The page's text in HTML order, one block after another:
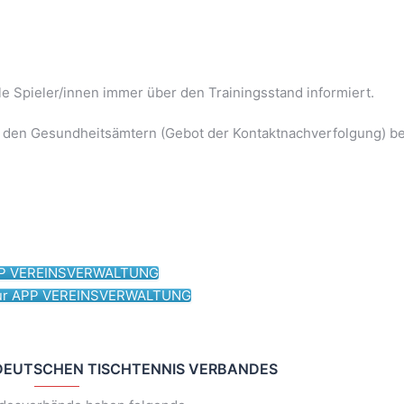
Spieler/innen immer über den Trainingsstand informiert.
Gesundheitsämtern (Gebot der Kontaktnachverfolgung)
VEREINSVERWALTUNG
APP VEREINSVERWALTUNG
TISCHTENNIS VERBANDES